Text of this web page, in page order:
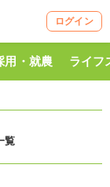
ログイン
用・就農 ライフ
覧